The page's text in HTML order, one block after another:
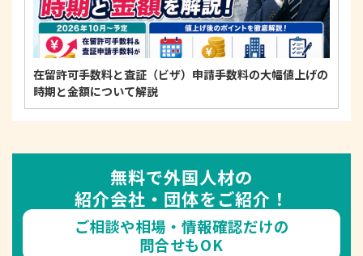
在留許可手数料と査証（ビザ）申請手数料の大幅値上げの
時期と金額について解説
無料で外国人材の
紹介会社・団体をご紹介！
ご相談や相場・情報確認だけの
問合せもOK